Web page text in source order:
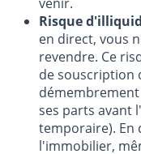
Risque
en direct, vous
revendre. Ce
de souscription
ses parts avant
temporaire). En
l'immobilier,